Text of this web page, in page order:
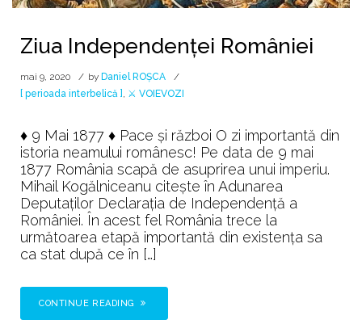
Ziua Independenței României
mai 9, 2020 by Daniel ROȘCA
[ perioada interbelică ]
⚔️ VOIEVOZI
♦ 9 Mai 1877 ♦ Pace şi război O zi importantă din
istoria neamului românesc! Pe data de 9 mai
1877 România scapă de asuprirea unui imperiu.
Mihail Kogălniceanu citeşte în Adunarea
Deputaţilor Declaraţia de Independenţă a
României. În acest fel România trece la
următoarea etapă importantă din existenţa sa
ca stat după ce în […]
CONTINUE READING